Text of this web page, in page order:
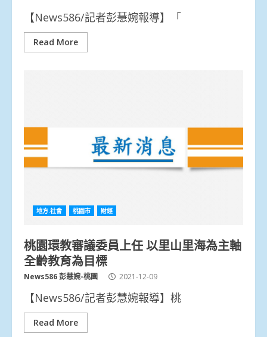
【News586/記者彭慧婉報導】「
Read More
地方.社會 桃園市 財經
桃園環教審議委員上任 以里山里海為主軸
全齡教育為目標
News586 彭慧婉-桃園 2021-12-09
【News586/記者彭慧婉報導】桃
Read More